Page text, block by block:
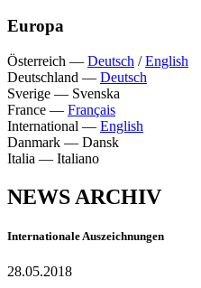
Europa
Österreich — Deutsch /English
Deutschland — Deutsch
Sverige — Svenska
France — Français
International — English
Danmark — Dansk
Italia — Italiano
NEWS ARCHIV
Internationale Auszeichnungen
28.05.2018